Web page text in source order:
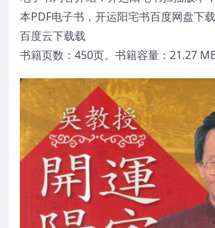
本PDF电子书，开运阳宅书百度网盘下
百度云下载载
书籍页数：450页。书籍容量：21.27 MB